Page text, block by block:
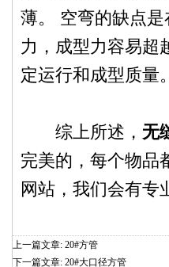
薄。 空弯的缺点
力，成型力容易超
定运行和成型质量
综上所述， 无
完美的，每个物品
网站，我们会有专
上一篇文章: 20#方管
下一篇文章: 20#大口径方管